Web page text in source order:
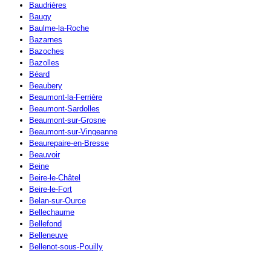
Baudrières
Baugy
Baulme-la-Roche
Bazarnes
Bazoches
Bazolles
Béard
Beaubery
Beaumont-la-Ferrière
Beaumont-Sardolles
Beaumont-sur-Grosne
Beaumont-sur-Vingeanne
Beaurepaire-en-Bresse
Beauvoir
Beine
Beire-le-Châtel
Beire-le-Fort
Belan-sur-Ource
Bellechaume
Bellefond
Belleneuve
Bellenot-sous-Pouilly